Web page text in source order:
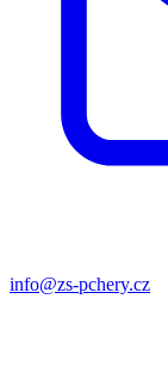
info@zs-pchery.cz